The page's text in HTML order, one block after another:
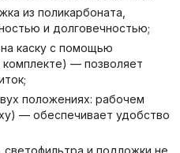
из поликарбоната,
и долговечностью;
каску с помощью
— позволяет
положениях: рабочем
— обеспечивает удобство
светофильтра и подложки не